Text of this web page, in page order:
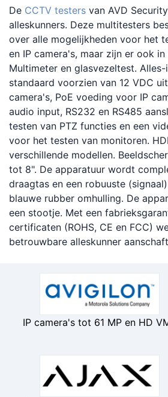
De CCTV testers van AVD
alleskunners. Deze multitesters
over alle mogelijkheden voor het
en IP camera's, maar zijn er ook
Multimeter en glasvezeltest.
standaard voorzien van 12 VDC
camera's, PoE voeding voor IP
audio input, RS232 en RS485
testen van PTZ functies en een
voor het testen van monitoren.
verschillende modellen.
tot 8". De apparatuur wordt
draagtas en een robuuste
blauwe rubber omhulling. De
een stootje. Met een
certificaten (ROHS, CE en FCC)
betrouwbare alleskunner
IP camera's tot 61 MP en HD